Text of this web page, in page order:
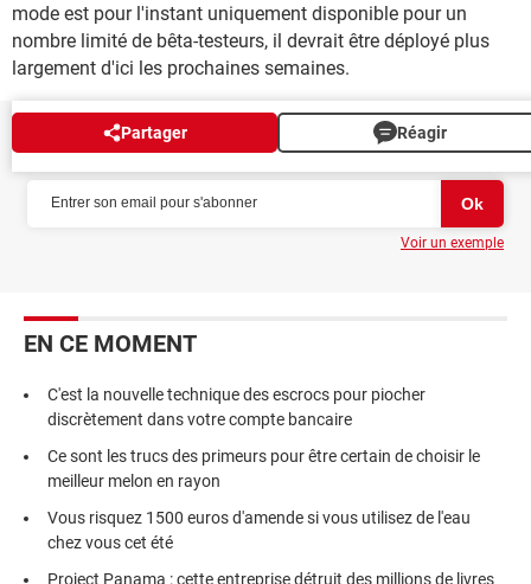
mode est pour l'instant uniquement disponible pour un
nombre limité de bêta-testeurs, il devrait être déployé plus
largement d'ici les prochaines semaines.
Partager Réagir
NEWSLETTER
Voir un exemple
EN CE MOMENT
C'est la nouvelle technique des escrocs pour piocher
discrètement dans votre compte bancaire
Ce sont les trucs des primeurs pour être certain de choisir le
meilleur melon en rayon
Vous risquez 1500 euros d'amende si vous utilisez de l'eau
chez vous cet été
Project Panama : cette entreprise détruit des millions de livres